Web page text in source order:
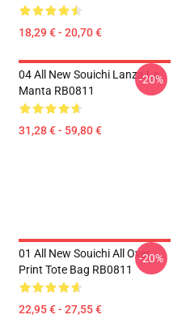
18,29 € - 20,70 €
04 All New Souichi Lanza La
Manta RB0811
31,28 € - 59,80 €
-20%
01 All New Souichi All Over
Print Tote Bag RB0811
22,95 € - 27,55 €
-20%